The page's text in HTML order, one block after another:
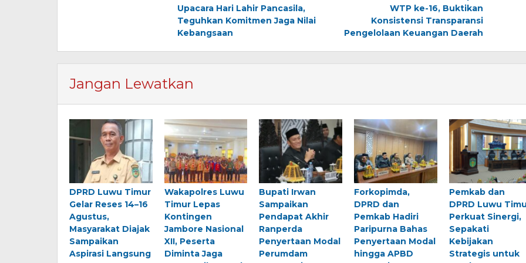
Upacara Hari Lahir Pancasila,
Teguhkan Komitmen Jaga Nilai
Kebangsaan
WTP ke-16, Buktikan
Konsistensi Transparansi
Pengelolaan Keuangan Daerah
Jangan Lewatkan
DPRD Luwu Timur
Gelar Reses 14–16
Agustus,
Masyarakat Diajak
Sampaikan
Aspirasi Langsung
Wakapolres Luwu
Timur Lepas
Kontingen
Jambore Nasional
XII, Peserta
Diminta Jaga
Bupati Irwan
Sampaikan
Pendapat Akhir
Ranperda
Penyertaan Modal
Perumdam
Forkopimda,
DPRD dan
Pemkab Hadiri
Paripurna Bahas
Penyertaan Modal
hingga APBD
Pemkab dan
DPRD Luwu
Perkuat Sinergi,
Sepakati
Kebijakan
Strategis untuk